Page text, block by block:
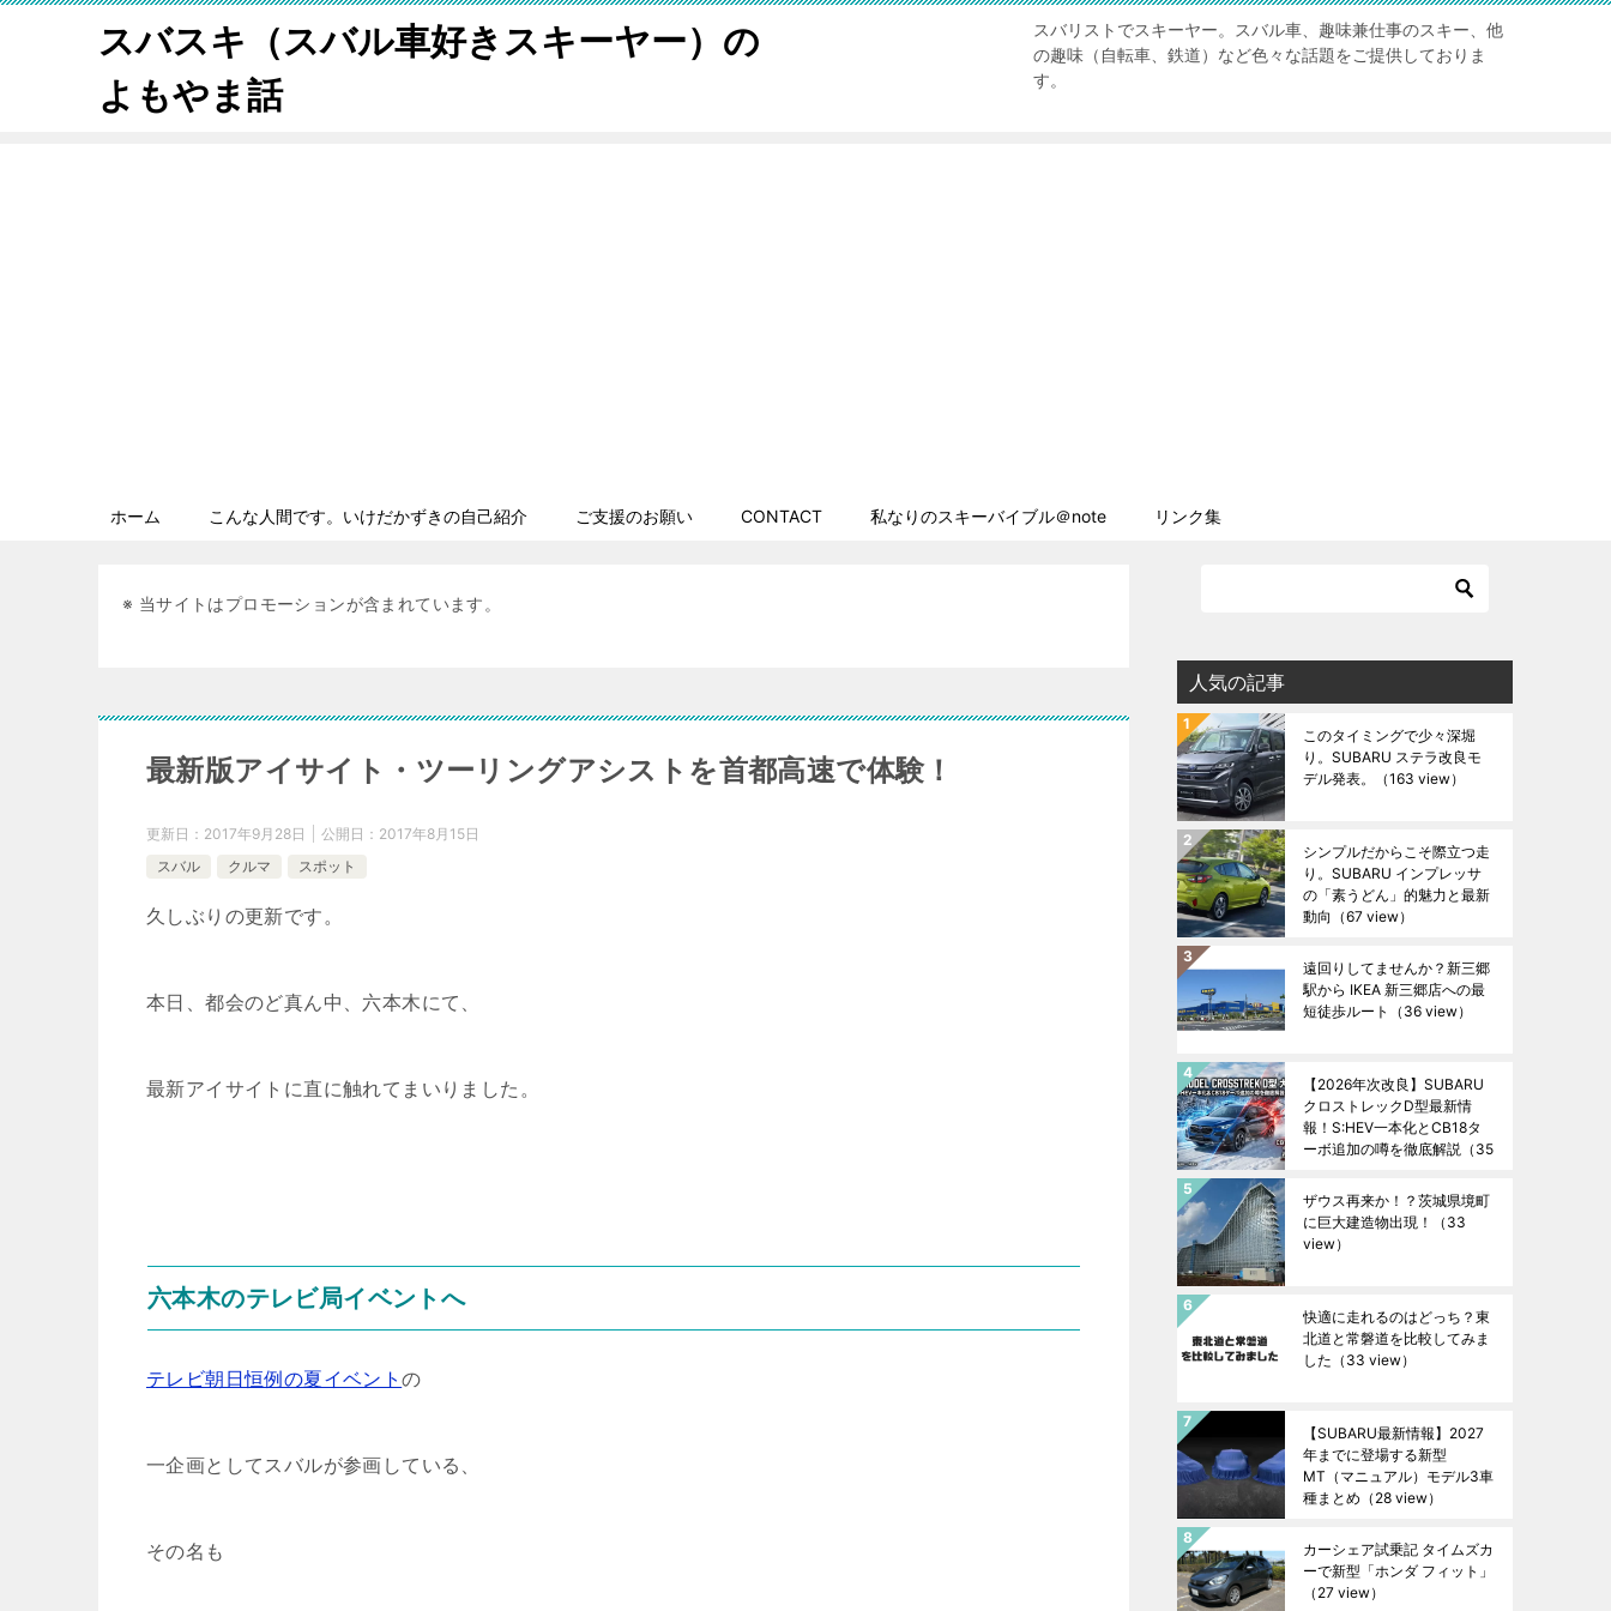
スバスキ（スバル車好きスキーヤー）の
よもやま話
スバリストでスキーヤー。スバル車、趣味兼仕事のスキー、他
の趣味（自転車、鉄道）など色々な話題をご提供しておりま
す。
ホーム こんな人間です。いけだかずきの自己紹介 ご支援のお願い CONTACT 私なりのスキーバイブル＠note リンク集
※ 当サイトはプロモーションが含まれています。
最新版アイサイト・ツーリングアシストを首都高速で体験！
更新日： 2017年9月28日 公開日： 2017年8月15日
スバル
クルマ スポット
久しぶりの更新です。
本日、都会のど真ん中、六本木にて、
最新アイサイトに直に触れてまいりました。
六本木のテレビ局イベントへ
テレビ朝日恒例の夏イベントの
一企画としてスバルが参画している、
その名も
人気の記事
このタイミングで少々深堀
り。SUBARU ステラ改良モ
デル発表。
（163 view）
シンプルだからこそ際立つ走
り。SUBARU インプレッサ
の「素うどん」的魅力と最新
動向 （67 view）
遠回りしてませんか？新三郷
駅から IKEA 新三郷店への最
短徒歩ルート
（36 view）
【2026年次改良】SUBARU
クロストレックD型最新情
報！S:HEV一本化とCB18タ
ーボ追加の噂を徹底解説 （35
ザウス再来か！？茨城県境町
に巨大建造物出現！
（33
view）
快適に走れるのはどっち？東
北道と常磐道を比較してみま
した （33 view）
【SUBARU最新情報】2027
年までに登場する新型
MT（マニュアル）モデル3車
種まとめ （28 view）
カーシェア試乗記 タイムズカ
ーで新型「ホンダ フィット」
（27 view）